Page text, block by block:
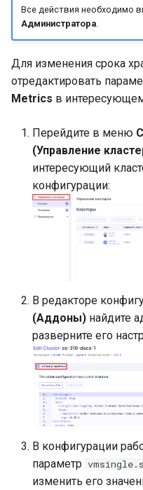
Все действия необходимо
Администратора.
Для изменения срока
отредактировать
Metrics в
Перейдите в меню
(Управление
интересующий
конфигурации:
В редакторе
(Аддоны) найдите
разверните его
В конфигурации
параметр
изменить его